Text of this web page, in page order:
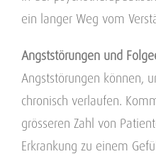
ein langer Weg vom
Angststörungen und
Angststörungen können,
chronisch verlaufen.
grösseren Zahl von
Erkrankung zu einem